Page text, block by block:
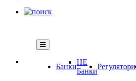
Банки
НЕ
Банки